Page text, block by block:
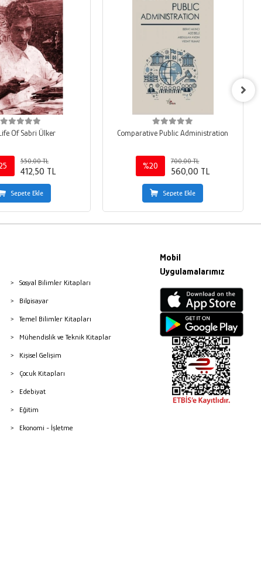
Of Sabri Ülker
550,00 TL
412,50 TL
Sepete Ekle
Comparative Public Administration
%20
700,00 TL
560,00 TL
Sepete Ekle
Sosyal Bilimler Kitapları
Bilgisayar
Temel Bilimler Kitapları
Mühendislik ve Teknik Kitaplar
Kişisel Gelişim
Çocuk Kitapları
Edebiyat
Eğitim
Ekonomi - İşletme
Mobil
Uygulamalarımız